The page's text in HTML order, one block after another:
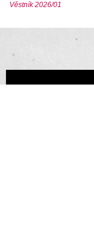
Věstník 2026/01